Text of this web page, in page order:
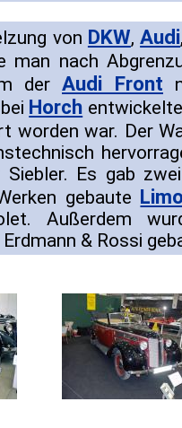
von DKW,Audi
man nach
der Audi Front
Horch
worden war. Der
Es gab
gebaute
Außerdem
& Rossi